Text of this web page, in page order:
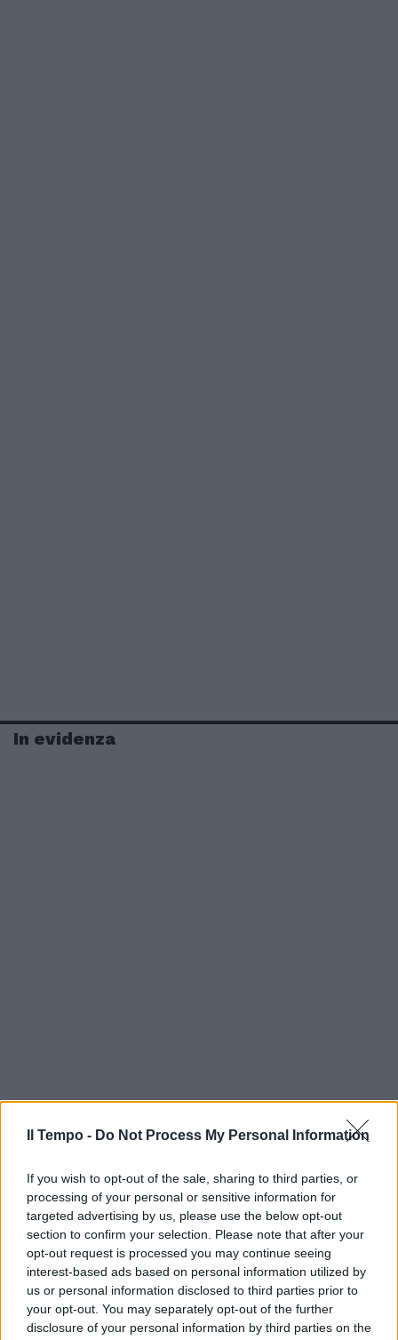
Il Tempo - Do Not Process My Personal Information
If you wish to opt-out of the sale, sharing to third parties, or
processing of your personal or sensitive information for
targeted advertising by us, please use the below opt-out
section to confirm your selection. Please note that after your
opt-out request is processed you may continue seeing
interest-based ads based on personal information utilized by
us or personal information disclosed to third parties prior to
your opt-out. You may separately opt-out of the further
disclosure of your personal information by third parties on the
In evidenza